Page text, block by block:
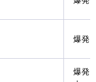
爆発
爆発